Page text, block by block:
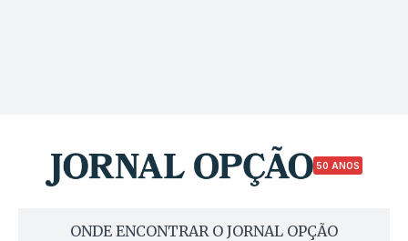
50 ANOS
ONDE ENCONTRAR O JORNAL OPÇÃO